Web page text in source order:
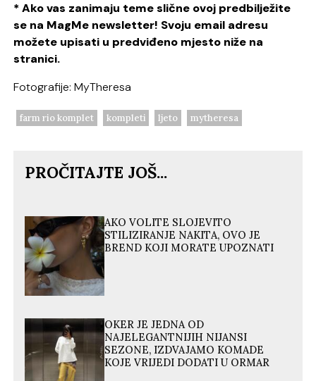
* Ako vas zanimaju teme slične ovoj predbilježite
se na MagMe newsletter! Svoju email adresu
možete upisati u predviđeno mjesto niže na
stranici.
Fotografije: MyTheresa
farm rio komplet kompleti ljeto mytheresa
PROČITAJTE JOŠ...
AKO VOLITE SLOJEVITO
STILIZIRANJE NAKITA, OVO JE
BREND KOJI MORATE UPOZNATI
OKER JE JEDNA OD
NAJELEGANTNIJIH NIJANSI
SEZONE, IZDVAJAMO KOMADE
KOJE VRIJEDI DODATI U ORMAR